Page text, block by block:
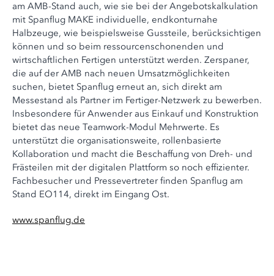
am AMB-Stand auch, wie sie bei der Angebotskalkulation
mit Spanflug MAKE individuelle, endkonturnahe
Halbzeuge, wie beispielsweise Gussteile, berücksichtigen
können und so beim ressourcenschonenden und
wirtschaftlichen Fertigen unterstützt werden. Zerspaner,
die auf der AMB nach neuen Umsatzmöglichkeiten
suchen, bietet Spanflug erneut an, sich direkt am
Messestand als Partner im Fertiger-Netzwerk zu bewerben.
Insbesondere für Anwender aus Einkauf und Konstruktion
bietet das neue Teamwork-Modul Mehrwerte. Es
unterstützt die organisationsweite, rollenbasierte
Kollaboration und macht die Beschaffung von Dreh- und
Frästeilen mit der digitalen Plattform so noch effizienter.
Fachbesucher und Pressevertreter finden Spanflug am
Stand EO114, direkt im Eingang Ost.
www.spanflug.de